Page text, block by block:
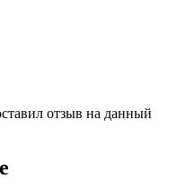
отзыв на данный